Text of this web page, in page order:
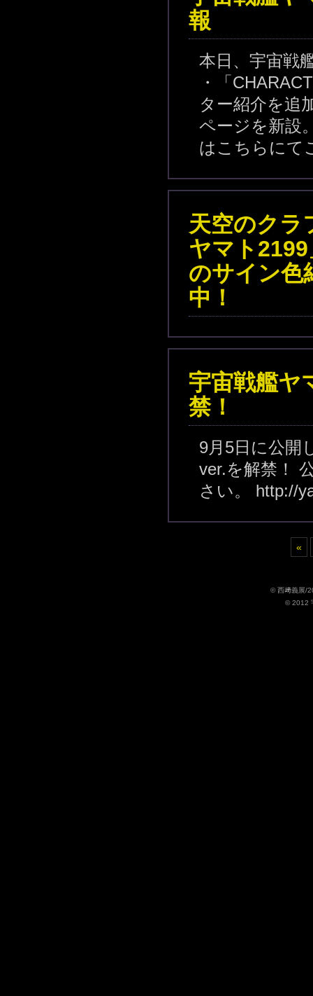
報
本日、宇宙戦
・「
ター紹介を追
ページを新設
はこちらにて
天空のクラ
ヤマト
のサイン色
中！
宇宙戦艦ヤ
禁！
9月5日に公開
ver.を解禁！
さい。 http://
«
© 西﨑義展/
© 2012